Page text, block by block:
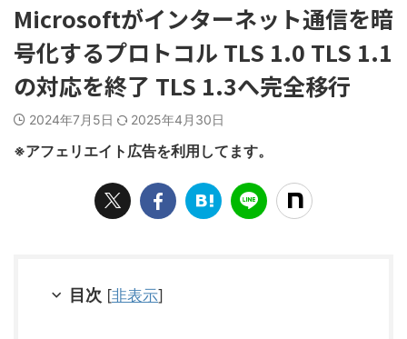
Microsoftがインターネット通信を暗
号化するプロトコル TLS 1.0 TLS 1.1
の対応を終了 TLS 1.3へ完全移行
2024年7月5日 2025年4月30日
※アフェリエイト広告を利用してます。
目次 [非表示]